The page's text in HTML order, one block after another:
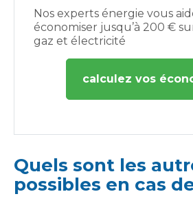
Nos experts énergie vous
économiser jusqu’à 200 €
gaz et électricité
calculez vos
Quels sont les
possibles en cas